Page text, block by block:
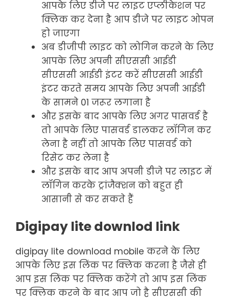
आपके लिए डीजे पर लाइट एप्लीकेशन पर
क्लिक कर देना है आप डीजे पर लाइट ओपन
हो जाएगा
अब डीजीपी लाइट को लोगिन करने के लिए
आपके लिए अपनी सीएससी आईडी
सीएससी आईडी इंटर करें सीएससी आईडी
इंटर करते समय आपके लिए अपनी आईडी
के सामने 01 जरूर लगाना है
और इसके बाद आपके लिए अगर पासवर्ड है
तो आपके लिए पासवर्ड डालकर लॉगिन कर
लेना है नहीं तो आपके लिए पासवर्ड को
रिसेट कर लेना है
और इसके बाद आप अपनी डीजे पर लाइट में
लॉगिन करके ट्रांजैक्शन को बहुत ही
आसानी से कर सकते हैं
Digipay lite downlod link
digipay lite download mobile करने के लिए
आपके लिए इस लिंक पर क्लिक करना है जैसे ही
आप इस लिंक पर क्लिक करेंगे तो आप इस लिंक
पर क्लिक करने के बाद आप जो है सीएससी की